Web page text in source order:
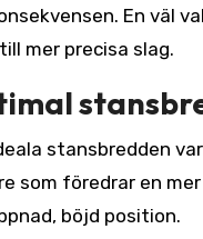
En väl
mer precisa slag.
stansbredden
som föredrar en
böjd position.